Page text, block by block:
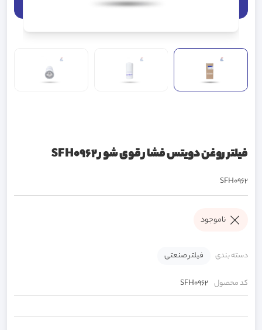
فیلتر روغن دویتس فشار قوی شور SFH0962
SFH0962
ناموجود
دسته بندی فیلتر صنعتی
کد محصول SFH0962